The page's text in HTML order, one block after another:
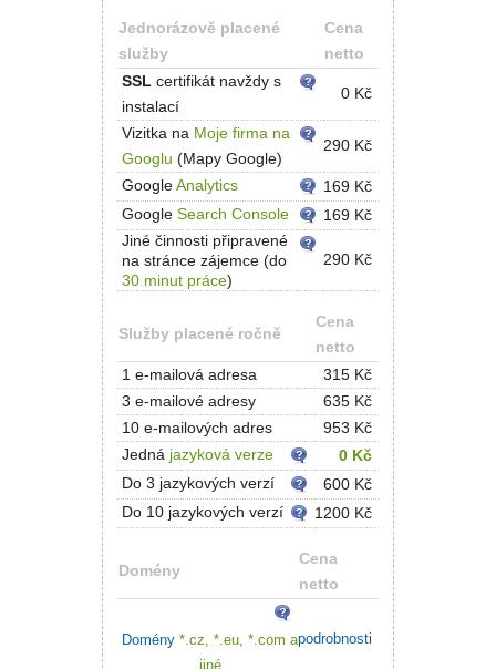
Jednorázově placené
služby
Cena
netto
SSL certifikát navždy s
instalací
0 Kč
Vizitka na Moje firma na
Googlu (Mapy Google)
290 Kč
GoogleAnalytics
169 Kč
Google Search Console
169 Kč
Jiné činnosti připravené
na stránce zájemce (do
30 minut práce)
290 Kč
Služby placené ročně
Cena
netto
1 e-mailová adresa
315 Kč
3 e-mailové adresy
635 Kč
10 e-mailových adres
953 Kč
Jedná jazyková verze
0 Kč
Do 3 jazykových verzí
600 Kč
Do 10 jazykových verzí
1200 Kč
Domény
Cena
netto
Domény *.cz, *.eu, *.com a
jiné
podrobnosti